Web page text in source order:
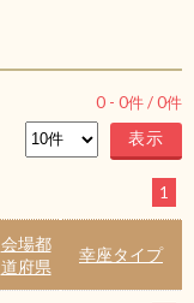
0 - 0件 /0件
1
会場都
道府県
幸座タイプ